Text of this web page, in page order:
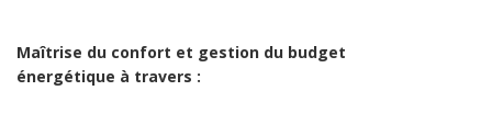
Maîtrise du confort et gestion du budget
énergétique à travers :